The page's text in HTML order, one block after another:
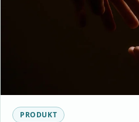
PRODUKT